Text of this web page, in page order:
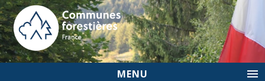
MENU